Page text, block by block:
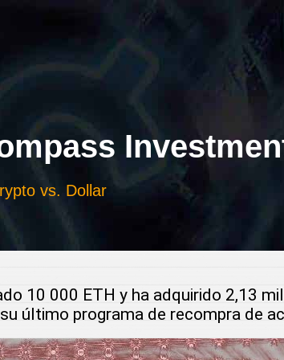
vs. Dollar
10 000 ETH y ha adquirido 2,13
último programa de recompra de